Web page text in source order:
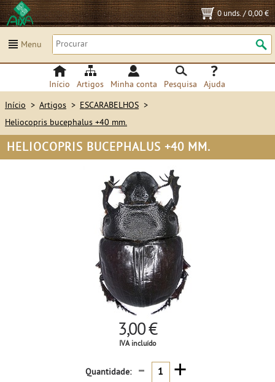
0 unds./0,00 €
Menu
Início Artigos Minha conta Pesquisa Ajuda
Início > Artigos > ESCARABELHOS >
Heliocopris bucephalus +40 mm.
HELIOCOPRIS BUCEPHALUS +40 MM.
3,00 €
IVA incluído
Quantidade: - +